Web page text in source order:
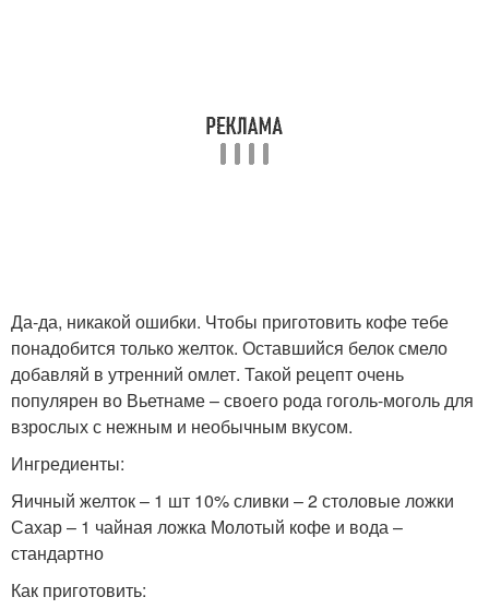
Да-да, никакой ошибки. Чтобы приготовить кофе тебе
понадобится только желток. Оставшийся белок смело
добавляй в утренний омлет. Такой рецепт очень
популярен во Вьетнаме – своего рода гоголь-моголь для
взрослых с нежным и необычным вкусом.
Ингредиенты:
Яичный желток – 1 шт 10% сливки – 2 столовые ложки
Сахар – 1 чайная ложка Молотый кофе и вода –
стандартно
Как приготовить: